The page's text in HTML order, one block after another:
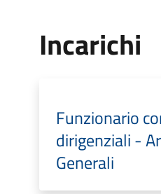
Incarichi
Funzionario
dirigenziali -
Generali